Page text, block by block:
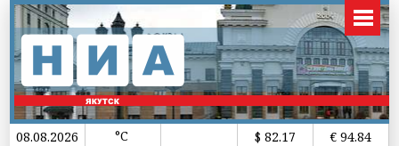
08.08.2026 °C $ 82.17 € 94.84